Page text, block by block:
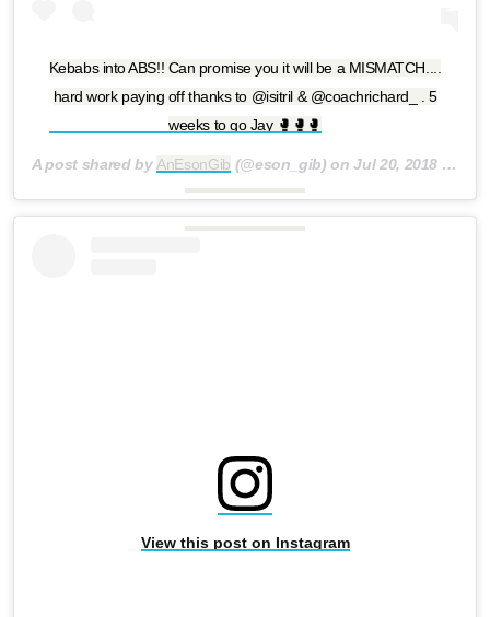
Kebabs into ABS!! Can promise you it will be a MISMATCH....
hard work paying off thanks to @isitril & @coachrichard_ . 5
weeks to go Jay 🥊🥊🥊
A post shared by AnEsonGib (@eson_gib) onJul 20, 2018 at 9:17am PDT
View this post on Instagram